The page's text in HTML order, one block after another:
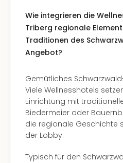
Wie integrieren die
Triberg regionale
Traditionen des
Angebot?
Gemütliches
Viele Wellnesshotels
Einrichtung mit
Biedermeier oder
die regionale Geschichte
der Lobby.
Typisch für den